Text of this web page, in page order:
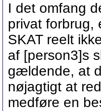
I det omfang
privat forbrug,
SKAT reelt
af [person3]s
gældende, at
nøjagtigt at
medføre en